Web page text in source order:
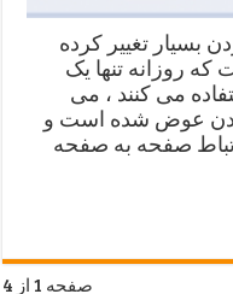
بسیار تغییر کرده
روزانه تنها یک
می کنند ، می
عوض شده است و
صفحه به صفحه
صفحه 1 از 4